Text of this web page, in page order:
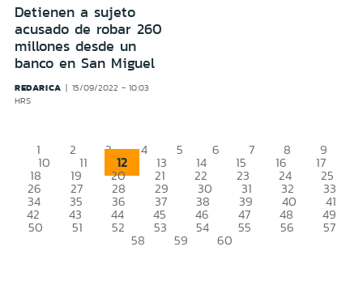
Detienen a sujeto
acusado de robar 260
millones desde un
banco en San Miguel
REDARICA
15/09/2022 - 10:03
HRS
1 2 3 4 5 6 7 8 9
10 11 12 13 14 15 16 17
18 19 20 21 22 23 24 25
26 27 28 29 30 31 32 33
34 35 36 37 38 39 40 41
42 43 44 45 46 47 48 49
50 51 52 53 54 55 56 57
58 59 60